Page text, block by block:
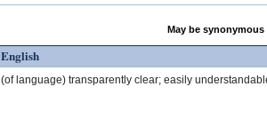
May be
English
(of language) transparently clear; easily